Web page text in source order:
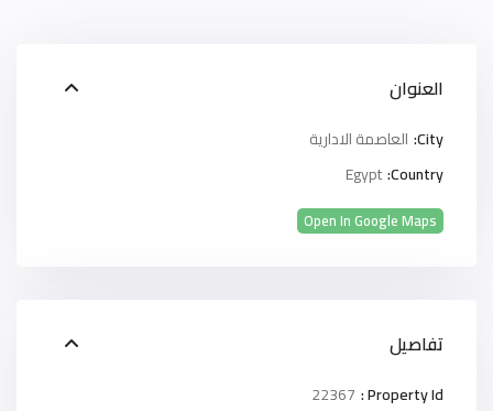
العنوان
City: العاصمة الادارية
Country:
Egypt
Open In Google Maps
تفاصيل
Property Id :
22367